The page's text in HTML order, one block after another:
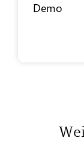
Demo